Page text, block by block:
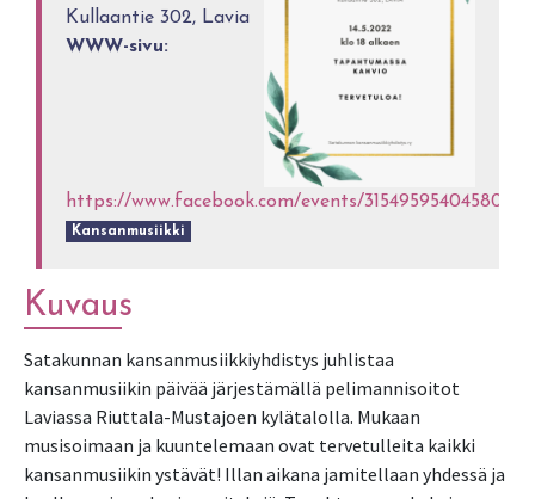
Kullaantie 302, Lavia
WWW-sivu:
https://www.facebook.com/events/315495954045800
Kansanmusiikki
Kuvaus
Satakunnan kansanmusiikkiyhdistys juhlistaa
kansanmusiikin päivää järjestämällä pelimannisoitot
Laviassa Riuttala-Mustajoen kylätalolla. Mukaan
musisoimaan ja kuuntelemaan ovat tervetulleita kaikki
kansanmusiikin ystävät! Illan aikana jamitellaan yhdessä ja